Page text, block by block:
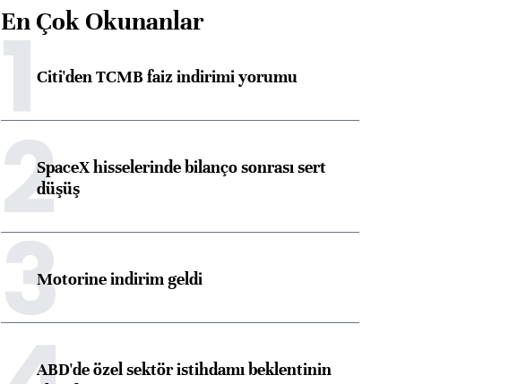
En Çok Okunanlar
1Citi'den TCMB faiz indirimi yorumu
2SpaceX hisselerinde bilanço sonrası sert
düşüş
3Motorine indirim geldi
ABD'de özel sektör istihdamı beklentinin